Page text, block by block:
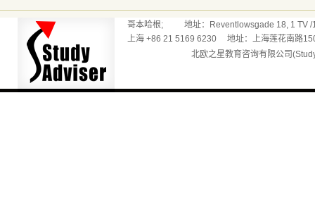
哥本哈根; 地址：Reventlowsgade 18, 1 TV /
上海 +86 21 5169 6230 地址：上海莲花南路
北欧之星教育咨询有限公司